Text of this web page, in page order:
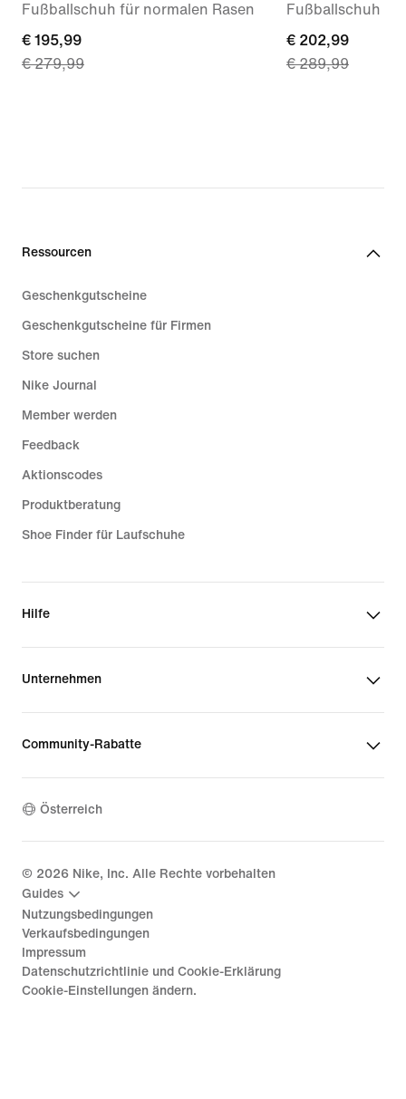
Fußballschuh für normalen Rasen
current
price
€ 195,99
€ 279,99
Fußballschuh
current
price
€ 202,99
€ 289,99
Ressourcen
Geschenkgutscheine
Geschenkgutscheine für Firmen
Store suchen
Nike Journal
Member werden
Feedback
Aktionscodes
Produktberatung
Shoe Finder für Laufschuhe
Hilfe
Unternehmen
Community-Rabatte
Österreich
© 2026 Nike, Inc. Alle Rechte vorbehalten
Guides
Nutzungsbedingungen
Verkaufsbedingungen
Impressum
Datenschutzrichtlinie und Cookie-Erklärung
Cookie-Einstellungen ändern.